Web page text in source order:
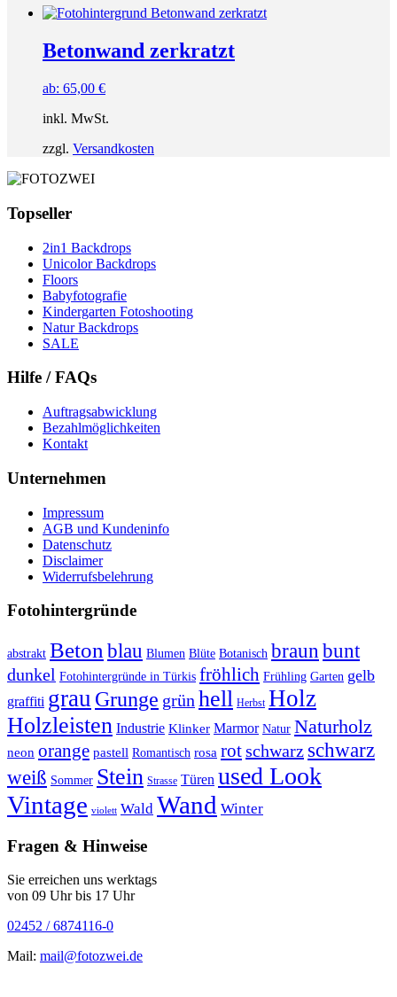
Betonwand zerkratzt
ab: 65,00 €
inkl. MwSt.
zzgl. Versandkosten
Topseller
2in1 Backdrops
Unicolor Backdrops
Floors
Babyfotografie
Kindergarten Fotoshooting
Natur Backdrops
SALE
Hilfe / FAQs
Auftragsabwicklung
Bezahlmöglichkeiten
Kontakt
Unternehmen
Impressum
AGB und Kundeninfo
Datenschutz
Disclaimer
Widerrufsbelehrung
Fotohintergründe
abstrakt Beton blau Blumen Blüte Botanisch braun bunt
dunkel Fotohintergründe in Türkis fröhlich Frühling Garten gelb
graffiti grau Grunge grün hell Herbst Holz
Holzleisten Industrie Klinker Marmor Natur Naturholz
neon orange pastell Romantisch rosa rotschwarz schwarz
weiß Sommer Stein Strasse Türen used Look
Vintage violett Wald Wand Winter
Fragen & Hinweise
Sie erreichen uns werktags
von 09 Uhr bis 17 Uhr
02452 / 6874116-0
Mail: mail@fotozwei.de